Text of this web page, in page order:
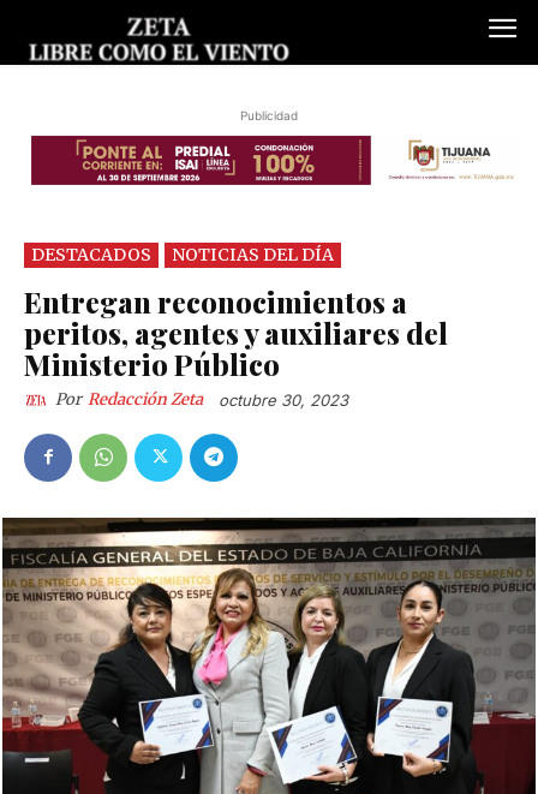
Publicidad
DESTACADOS NOTICIAS DEL DÍA
Entregan reconocimientos a
peritos, agentes y auxiliares del
Ministerio Público
Por Redacción Zeta octubre 30, 2023